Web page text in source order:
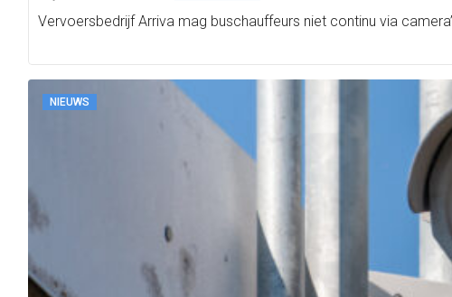
Vervoersbedrijf Arriva mag buschauffeurs niet continu via
NIEUWS